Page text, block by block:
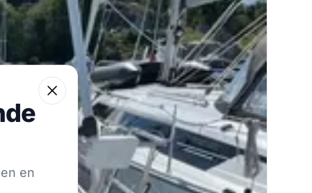
reis
hoogte te blijven van onze beste aanbiedingen.
en
Close